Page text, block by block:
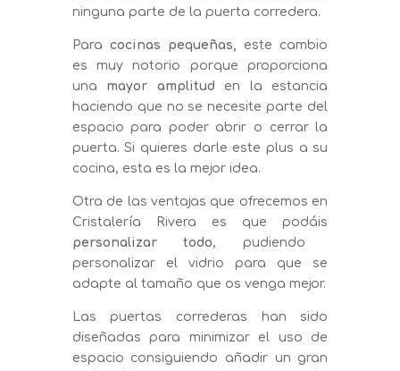
ninguna parte de la puerta corredera.
Para cocinas pequeñas, este cambio
es muy notorio porque proporciona
una mayor amplitud en la estancia
haciendo que no se necesite parte del
espacio para poder abrir o cerrar la
puerta. Si quieres darle este plus a su
cocina, esta es la mejor idea.
Otra de las ventajas que ofrecemos en
Cristalería Rivera es que podáis
personalizar todo, pudiendo
personalizar el vidrio para que se
adapte al tamaño que os venga mejor.
Las puertas correderas han sido
diseñadas para minimizar el uso de
espacio consiguiendo añadir un gran